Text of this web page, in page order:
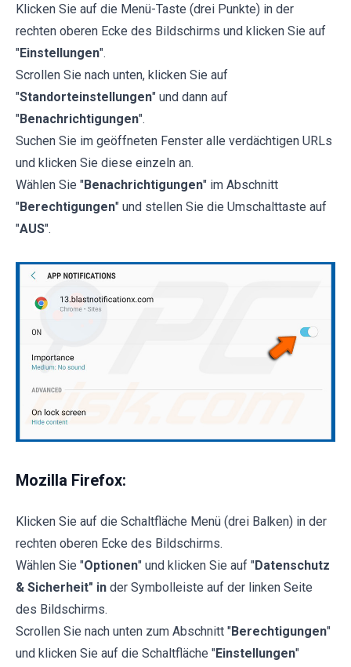
Klicken Sie auf die Menü-Taste (drei Punkte) in der
rechten oberen Ecke des Bildschirms und klicken Sie auf
"Einstellungen".
Scrollen Sie nach unten, klicken Sie auf
"Standorteinstellungen" und dann auf
"Benachrichtigungen".
Suchen Sie im geöffneten Fenster alle verdächtigen URLs
und klicken Sie diese einzeln an.
Wählen Sie "Benachrichtigungen" im Abschnitt
"Berechtigungen" und stellen Sie die Umschalttaste auf
"AUS".
Mozilla Firefox:
Klicken Sie auf die Schaltfläche Menü (drei Balken) in der
rechten oberen Ecke des Bildschirms.
Wählen Sie "Optionen" und klicken Sie auf "Datenschutz
& Sicherheit" in der Symbolleiste auf der linken Seite
des Bildschirms.
Scrollen Sie nach unten zum Abschnitt "Berechtigungen"
und klicken Sie auf die Schaltfläche "Einstellungen"